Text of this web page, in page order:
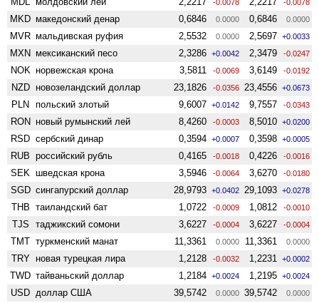
-0.0078 -0.0078
MKD македонский денар 0,6846 0.0000 0,6846 0.0000
MVR мальдивская руфия 2,5532 0.0000 2,5697 +0.0033
MXN мексиканский песо 2,3286 +0.0042 2,3479 -0.0247
NOK норвежская крона 3,5811 -0.0069 3,6149 -0.0192
NZD ново­зеландский доллар 23,1826 -0.0356 23,4556 +0.0673
PLN польский злотый 9,6007 +0.0142 9,7557 -0.0343
RON новый румынский лей 8,4260 -0.0003 8,5010 +0.0200
RSD сербский динар 0,3594 +0.0007 0,3598 +0.0005
RUB российский рубль 0,4165 -0.0018 0,4226 -0.0016
SEK шведская крона 3,5946 -0.0064 3,6270 -0.0180
SGD сингапурский доллар 28,9793 +0.0402 29,1093 +0.0278
THB таиландский бат 1,0722 -0.0009 1,0812 -0.0010
TJS таджикский сомони 3,6227 -0.0004 3,6227 -0.0004
TMT туркменский манат 11,3361 0.0000 11,3361 0.0000
TRY новая турецкая лира 1,2128 -0.0032 1,2231 +0.0002
TWD тайваньский доллар 1,2184 +0.0024 1,2195 +0.0024
USD доллар США 39,5742 0.0000 39,5742 0.0000